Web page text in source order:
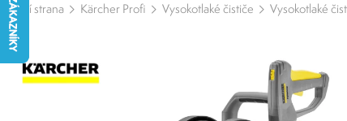
Hlavní strana Kärcher Profi Vysokotlaké čističe Vysokotlaké